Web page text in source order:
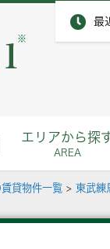
最
※
エリアから探
AREA
貸物件一覧 > 東武練